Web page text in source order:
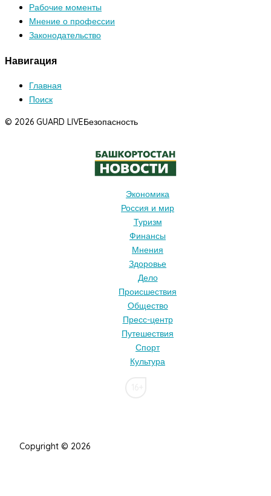
Рабочие моменты
Мнение о профессии
Законодательство
Навигация
Главная
Поиск
© 2026 GUARD LIVEБезопасность
Экономика
Россия и мир
Туризм
Финансы
Мнения
Здоровье
Дело
Происшествия
Общество
Пресс-центр
Путешествия
Спорт
Культура
Copyright © 2026